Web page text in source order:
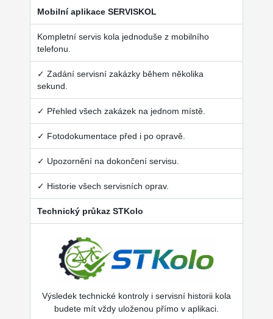
Mobilní aplikace SERVISKOL
Kompletní servis kola jednoduše z mobilního
telefonu.
✓ Zadání servisní zakázky během několika
sekund.
✓ Přehled všech zakázek na jednom místě.
✓ Fotodokumentace před i po opravě.
✓ Upozornění na dokončení servisu.
✓ Historie všech servisních oprav.
Technický průkaz STKolo
Výsledek technické kontroly i servisní historii kola
budete mít vždy uloženou přímo v aplikaci.